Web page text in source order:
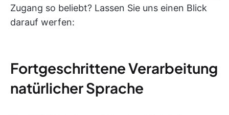
Zugang so beliebt? Lassen Sie uns einen Blick
darauf werfen:
Fortgeschrittene Verarbeitung
natürlicher Sprache